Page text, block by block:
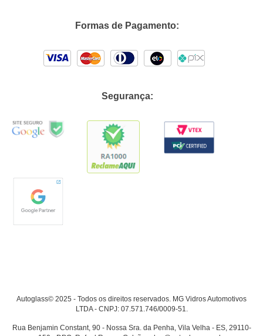
Formas de Pagamento:
Segurança:
Autoglass© 2025 - Todos os direitos reservados. MG Vidros Automotivos
LTDA - CNPJ: 07.571.746/0009-51.
Rua Benjamin Constant, 90 - Nossa Sra. da Penha, Vila Velha - ES, 29110-